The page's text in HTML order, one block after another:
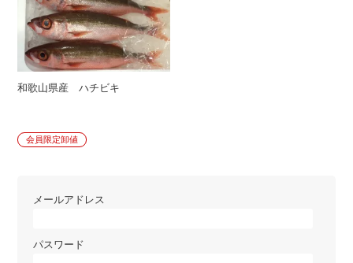
和歌山県産 ハチビキ
会員限定卸値
メールアドレス
パスワード